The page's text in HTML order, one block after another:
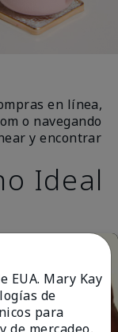
en línea,
o navegando
y encontrar
Ideal
EUA. Mary Kay
de
para